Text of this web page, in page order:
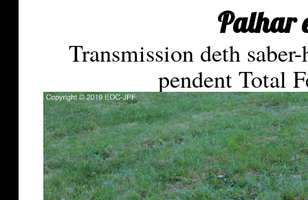
Palhar
Transmission deth
pendent Total